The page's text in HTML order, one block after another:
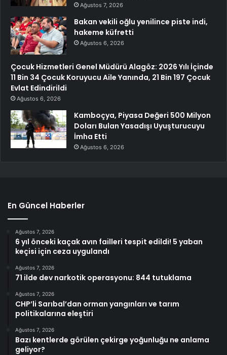
Ağustos 7, 2026
Bakan vekili oğlu yenilince piste indi,
hakeme küfretti
Ağustos 6, 2026
Çocuk Hizmetleri Genel Müdürü Alagöz: 2026 Yılı İçinde
11 Bin 34 Çocuk Koruyucu Aile Yanında, 21 Bin 197 Çocuk
Evlat Edindirildi
Ağustos 6, 2026
Kamboçya, Piyasa Değeri 500 Milyon
Doları Bulan Yasadışı Uyuşturucuyu
İmha Etti
Ağustos 6, 2026
En Güncel Haberler
Ağustos 7, 2026
6 yıl önceki kaçak avın failleri tespit edildi! 5 yaban
keçisi için ceza uygulandı
Ağustos 7, 2026
71 ilde dev narkotik operasyonu: 844 tutuklama
Ağustos 7, 2026
CHP’li Sarıbal’dan orman yangınları ve tarım
politikalarına eleştiri
Ağustos 7, 2026
Bazı kentlerde görülen çekirge yoğunluğu ne anlama
geliyor?